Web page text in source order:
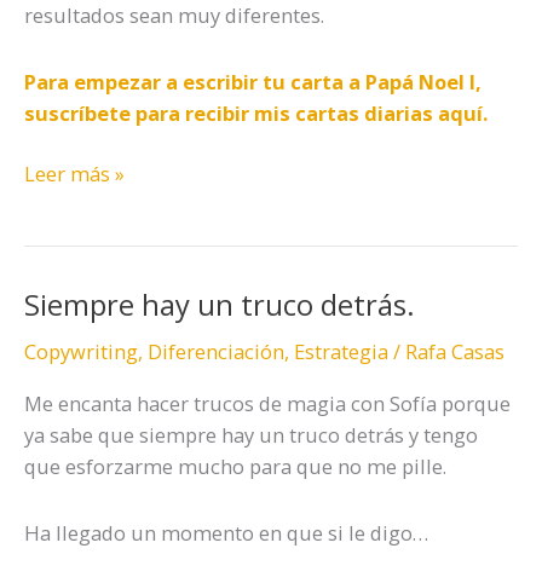
resultados sean muy diferentes.
Para empezar a escribir tu carta a Papá Noel I,
suscríbete para recibir mis cartas diarias aquí.
Leer más »
Siempre hay un truco detrás.
Copywriting, Diferenciación, Estrategia/ Rafa Casas
Me encanta hacer trucos de magia con Sofía porque
ya sabe que siempre hay un truco detrás y tengo
que esforzarme mucho para que no me pille.
Ha llegado un momento en que si le digo…
Siempre
un
truco
detrás.